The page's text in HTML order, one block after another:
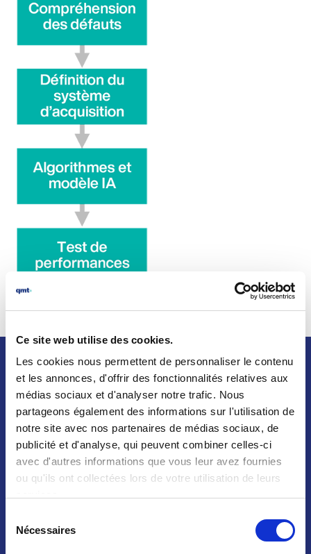
Ce site web utilise des cookies.
Les cookies nous permettent de personnaliser le contenu
et les annonces, d'offrir des fonctionnalités relatives aux
médias sociaux et d'analyser notre trafic. Nous
partageons également des informations sur l'utilisation de
notre site avec nos partenaires de médias sociaux, de
publicité et d'analyse, qui peuvent combiner celles-ci
avec d'autres informations que vous leur avez fournies
ou qu'ils ont collectées lors de votre utilisation de leurs
Nécessaires
Des solutions personnalisables
pour répondre parfaitement à